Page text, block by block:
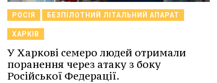
РОСІЯ БЕЗПІЛОТНИЙ ЛІТАЛЬНИЙ АПАРАТ
ХАРКІВ
У Харкові семеро людей отримали
поранення через атаку з боку
Російської Федерації.